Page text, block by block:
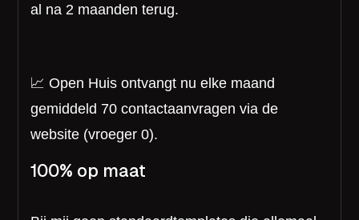
al na 2 maanden terug.
📈 Open Huis ontvangt nu elke maand
gemiddeld 70 contactaanvragen via de
website (vroeger 0).
100% op maat